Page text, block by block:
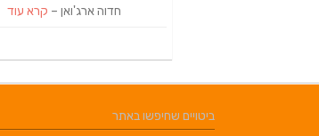
חדוה ארג'ואן – קרא עוד
ביטויים שחיפשו באתר